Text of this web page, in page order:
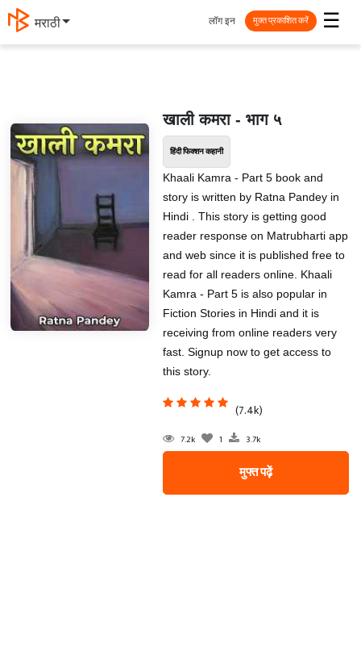
मराठी ☰
लॉग इन मुक्त प्रकाशित करें
खाली कमरा - भाग ५
हिंदी फिक्शन कहानी
Khaali Kamra - Part 5 book and
story is written by Ratna Pandey in
Hindi . This story is getting good
reader response on Matrubharti app
and web since it is published free to
read for all readers online. Khaali
Kamra - Part 5 is also popular in
Fiction Stories in Hindi and it is
receiving from online readers very
fast. Signup now to get access to
this story.
(7.4k)
7.2k 1 3.7k
मुफ्त पढ़ें